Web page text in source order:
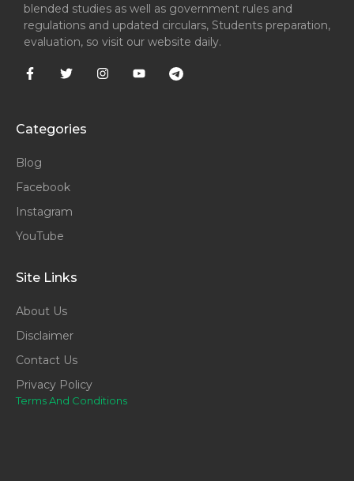
blended studies as well as government rules and
regulations and updated circulars, Students preparation,
evaluation, so visit our website daily.
Categories
Blog
Facebook
Instagram
YouTube
Site Links
About Us
Disclaimer
Contact Us
Privacy Policy
Terms And Conditions